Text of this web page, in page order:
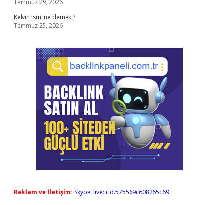
Temmuz 29, 2026
Kelvin ismi ne demek ?
Temmuz 25, 2026
Reklam ve İletişim: Skype: live:.cid.575569c608265c69